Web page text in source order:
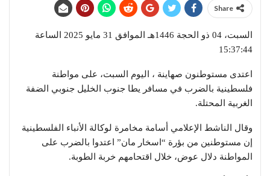
Share
السبت، 04 ذو الحجة 1446هـ الموافق 31 مايو 2025 الساعة
15:37:44
اعتدى مستوطنون صهاينة ، اليوم السبت، على مواطنة
فلسطينية بالضرب في مسافر يطا جنوب الخليل جنوبي الضفة
الغربية المحتلة.
وقال الناشط الإعلامي أسامة مخامرة لوكالة الأنباء الفلسطينية
إن مستوطنين من بؤرة “اسخار مان” اعتدوا بالضرب على
المواطنة دلال عوض، خلال اقتحامهم خربة الطوبة.